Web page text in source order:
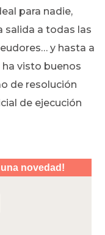
para nadie,
salida a todas las
y hasta a
ha visto buenos
de resolución
de ejecución